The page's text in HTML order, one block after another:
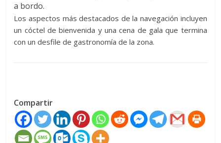
a bordo.
Los aspectos más destacados de la navegación incluyen
un cóctel de bienvenida y una cena de gala que termina
con un desfile de gastronomía de la zona.
Compartir